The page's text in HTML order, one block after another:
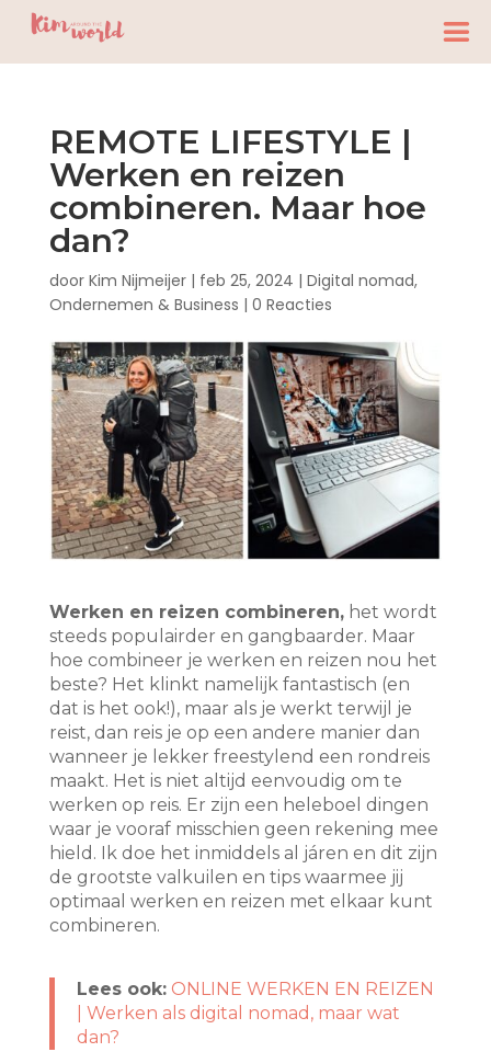
REMOTE LIFESTYLE |
Werken en reizen
combineren. Maar hoe
dan?
door Kim Nijmeijer| feb 25, 2024 | Digital nomad,
Ondernemen & Business | 0 Reacties
Werken en reizen combineren,het wordt
steeds populairder en gangbaarder. Maar
hoe combineer je werken en reizen nou het
beste? Het klinkt namelijk fantastisch (en
dat is het ook!), maar als je werkt terwijl je
reist, dan reis je op een andere manier dan
wanneer je lekker freestylend een rondreis
maakt. Het is niet altijd eenvoudig om te
werken op reis. Er zijn een heleboel dingen
waar je vooraf misschien geen rekening mee
hield. Ik doe het inmiddels al járen en dit zijn
de grootste valkuilen en tips waarmee jij
optimaal werken en reizen met elkaar kunt
combineren.
Lees ook: ONLINE WERKEN EN REIZEN
| Werken als digital nomad, maar wat
dan?